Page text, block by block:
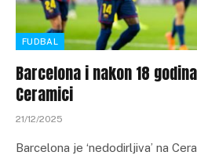
FUDBAL
Barcelona i nakon 18
Ceramici
21/12/2025
Barcelona je ‘nedodirljiva’ na